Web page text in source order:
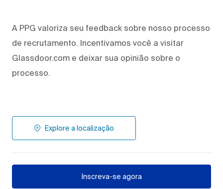
A PPG valoriza seu feedback sobre nosso processo
de recrutamento. Incentivamos você a visitar
Glassdoor.com e deixar sua opinião sobre o
processo.
Explore a localização
Inscreva-se agora